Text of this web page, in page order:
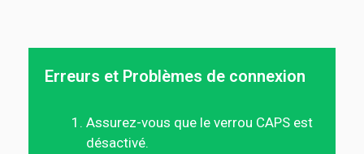
Erreurs et Problèmes de connexion
Assurez-vous que le verrou CAPS est
désactivé.